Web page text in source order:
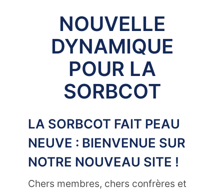
NOUVELLE
DYNAMIQUE
POUR LA
SORBCOT
LA SORBCOT FAIT PEAU
NEUVE : BIENVENUE SUR
NOTRE NOUVEAU SITE !
Chers membres, chers confrères et